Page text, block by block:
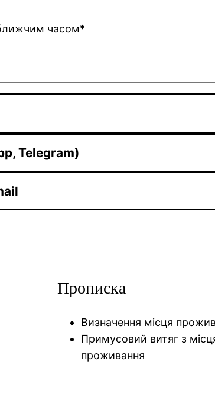
часом*
Telegram)
Прописка
Визначення місця
Примусовий витяг з
проживання